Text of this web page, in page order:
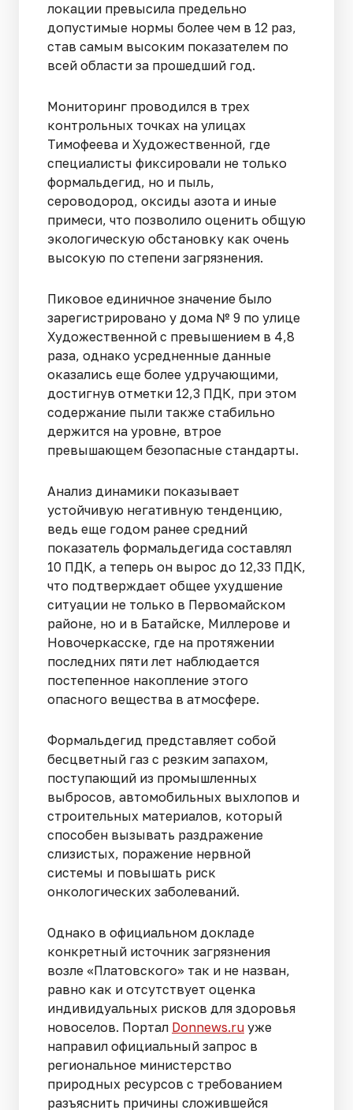
локации превысила предельно
допустимые нормы более чем в 12 раз,
став самым высоким показателем по
всей области за прошедший год.
Мониторинг проводился в трех
контрольных точках на улицах
Тимофеева и Художественной, где
специалисты фиксировали не только
формальдегид, но и пыль,
сероводород, оксиды азота и иные
примеси, что позволило оценить общую
экологическую обстановку как очень
высокую по степени загрязнения.
Пиковое единичное значение было
зарегистрировано у дома № 9 по улице
Художественной с превышением в 4,8
раза, однако усредненные данные
оказались еще более удручающими,
достигнув отметки 12,3 ПДК, при этом
содержание пыли также стабильно
держится на уровне, втрое
превышающем безопасные стандарты.
Анализ динамики показывает
устойчивую негативную тенденцию,
ведь еще годом ранее средний
показатель формальдегида составлял
10 ПДК, а теперь он вырос до 12,33 ПДК,
что подтверждает общее ухудшение
ситуации не только в Первомайском
районе, но и в Батайске, Миллерове и
Новочеркасске, где на протяжении
последних пяти лет наблюдается
постепенное накопление этого
опасного вещества в атмосфере.
Формальдегид представляет собой
бесцветный газ с резким запахом,
поступающий из промышленных
выбросов, автомобильных выхлопов и
строительных материалов, который
способен вызывать раздражение
слизистых, поражение нервной
системы и повышать риск
онкологических заболеваний.
Однако в официальном докладе
конкретный источник загрязнения
возле «Платовского» так и не назван,
равно как и отсутствует оценка
индивидуальных рисков для здоровья
новоселов. Портал Donnews.ru уже
направил официальный запрос в
региональное министерство
природных ресурсов с требованием
разъяснить причины сложившейся